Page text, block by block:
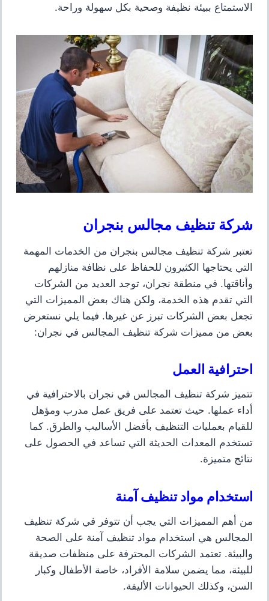
الاستمتاع ببيئة نظيفة وصحية بكل سهولة وراحة.
شركة تنظيف مجالس بنجران
تعتبر شركة تنظيف مجالس بنجران من الخدمات المهمة
التي يحتاجها الكثيرون للحفاظ على نظافة منازلهم
وأناقتها. في منطقة نجران، توجد العديد من الشركات
التي تقدم هذه الخدمة، ولكن هناك بعض المميزات التي
تجعل بعض الشركات تبرز عن غيرها. فيما يلي نستعرض
بعض من مميزات شركة تنظيف المجالس في نجران:
احترافية العمل
تتميز شركة تنظيف المجالس في نجران بالاحترافية في
أداء عملها. حيث تعتمد على فريق عمل مدرب ومؤهل
للقيام بعمليات التنظيف بأفضل الأساليب والطرق. كما
تستخدم المعدات الحديثة التي تساعد في الحصول على
نتائج متميزة.
استخدام مواد تنظيف آمنة
من أهم المميزات التي يجب أن تتوفر في شركة تنظيف
المجالس هي استخدام مواد تنظيف آمنة على الصحة
والبيئة. تعتمد الشركات المحترفة على منظفات صديقة
للبيئة، مما يضمن سلامة الأفراد، خاصة الأطفال وكبار
السن، وكذلك الحيوانات الأليفة.